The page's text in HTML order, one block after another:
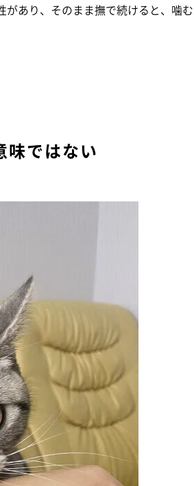
あり、そのまま撫で続けると、噛む
味ではない